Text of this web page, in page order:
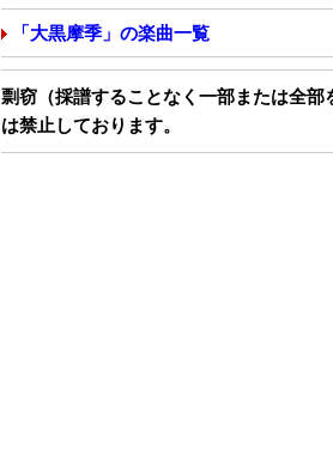
「大黒摩季」の楽曲一覧
剽窃（採譜することなく一部または全
は禁止しております。